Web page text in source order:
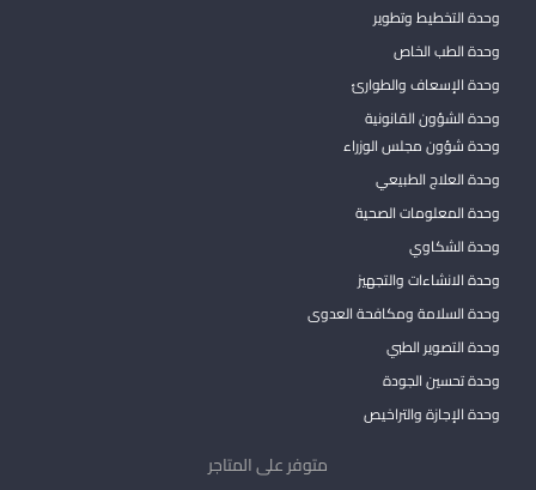
وحدة التخطيط وتطوير
وحدة الطب الخاص
وحدة الإسعاف والطوارئ
وحدة الشؤون القانونية
وحدة شؤون مجلس الوزراء
وحدة العلاج الطبيعي
وحدة المعلومات الصحية
وحدة الشكاوي
وحدة الانشاءات والتجهيز
وحدة السلامة ومكافحة العدوى
وحدة التصوير الطبي
وحدة تحسين الجودة
وحدة الإجازة والتراخيص
متوفر على المتاجر